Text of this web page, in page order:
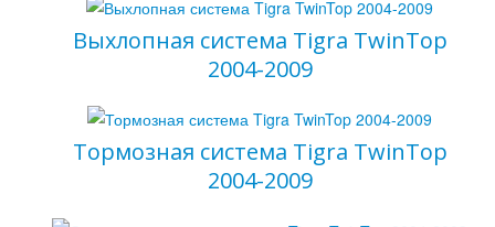
Выхлопная система Tigra TwinTop
2004-2009
Тормозная система Tigra TwinTop
2004-2009